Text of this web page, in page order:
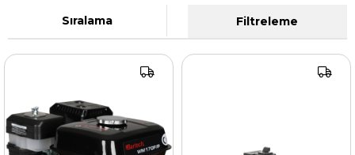
Filtreleme
Sıralama